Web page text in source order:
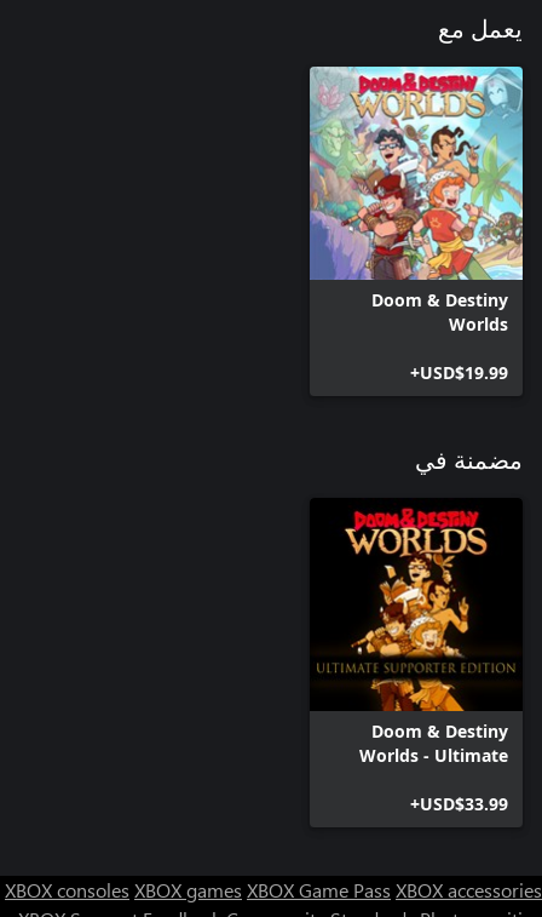
يعمل مع
Doom & Destiny
Worlds
USD$19.99+
مضمنة في
Doom & Destiny
Worlds - Ultimate
USD$33.99+
XBOX consoles XBOX games XBOX Game Pass XBOX accessories